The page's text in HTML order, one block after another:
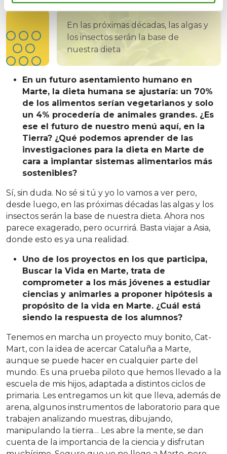
En las próximas décadas, las algas y
los insectos serán la base de
nuestra dieta
En un futuro asentamiento humano en
Marte, la dieta humana se ajustaría: un 70%
de los alimentos serían vegetarianos y solo
un 4% procedería de animales grandes. ¿Es
ese el futuro de nuestro menú aquí, en la
Tierra? ¿Qué podemos aprender de las
investigaciones para la dieta en Marte de
cara a implantar sistemas alimentarios más
sostenibles?
Sí, sin duda. No sé si tú y yo lo vamos a ver pero,
desde luego, en las próximas décadas las algas y los
insectos serán la base de nuestra dieta. Ahora nos
parece exagerado, pero ocurrirá. Basta viajar a Asia,
donde esto es ya una realidad.
Uno de los proyectos en los que participa,
Buscar la Vida en Marte, trata de
comprometer a los más jóvenes a estudiar
ciencias y animarles a proponer hipótesis a
propósito de la vida en Marte. ¿Cuál está
siendo la respuesta de los alumnos?
Tenemos en marcha un proyecto muy bonito, Cat-
Mart, con la idea de acercar Cataluña a Marte,
aunque se puede hacer en cualquier parte del
mundo. Es una prueba piloto que hemos llevado a la
escuela de mis hijos, adaptada a distintos ciclos de
primaria. Les entregamos un kit que lleva, además de
arena, algunos instrumentos de laboratorio para que
trabajen analizando muestras, dibujando,
manipulando la tierra… Les abre la mente, se dan
cuenta de la importancia de la ciencia y disfrutan